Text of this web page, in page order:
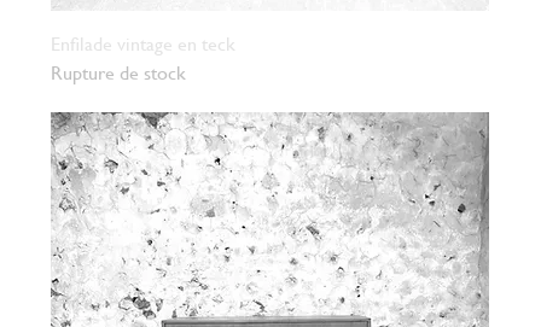
Enfilade vintage en teck
Rupture de stock